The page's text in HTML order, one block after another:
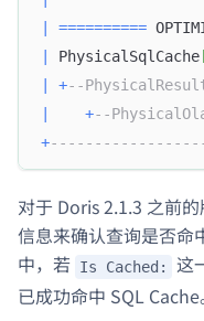
==========
PhysicalSqlCache
+--
+--
+
对于 Doris 2.1.3 之前
信息来确认查询是否命
中，若 Is Cached: 这
已成功命中 SQL Cache